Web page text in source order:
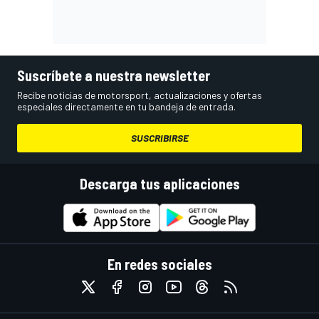
Suscríbete a nuestra newsletter
Recibe noticias de motorsport, actualizaciones y ofertas
especiales directamente en tu bandeja de entrada.
SUSCRIBIRSE
Descarga tus aplicaciones
En redes sociales